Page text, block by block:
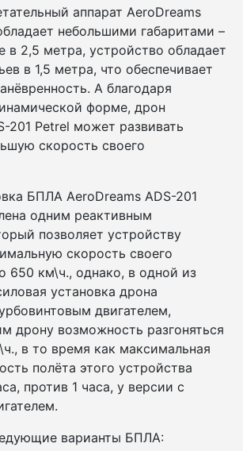
аппарат AeroDreams
небольшими габаритами –
в 2,5 метра, устройство обладает
в 1,5 метра, что обеспечивает
А благодаря
форме, дрон
201 Petrel может развивать
скорость своего
БПЛА AeroDreams ADS-201
одним реактивным
позволяет устройству
скорость своего
650 км\ч., однако, в одной из
установка дрона
двигателем,
дрону возможность разгоняться
в то время как максимальная
полёта этого устройства
против 1 часа, у версии с
варианты БПЛА: